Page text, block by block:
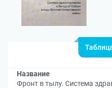
Название
Фронт в тылу. Система